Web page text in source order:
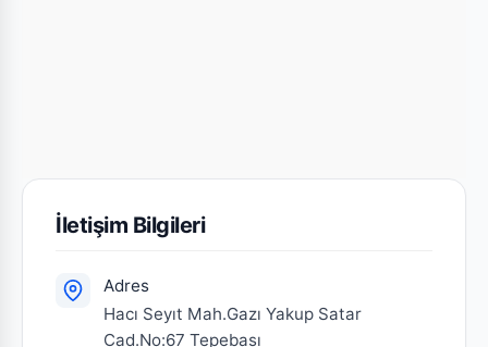
İletişim Bilgileri
Adres
Hacı Seyıt Mah.Gazı Yakup Satar
Cad.No:67 Tepebası